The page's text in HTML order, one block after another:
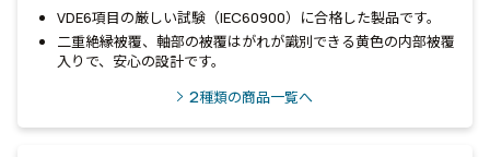
VDE6項目の厳しい試験（IEC60900）に合格した製品です。
二重絶縁被覆、軸部の被覆はがれが識別できる黄色の内部被覆
入りで、安心の設計です。
2種類の商品一覧へ